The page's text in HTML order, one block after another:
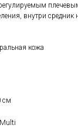
внутри
кожа
см